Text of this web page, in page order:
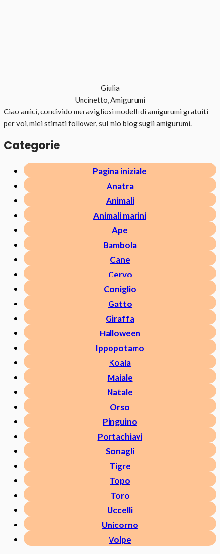
Giulia
Uncinetto, Amigurumi
Ciao amici, condivido meravigliosi modelli di amigurumi gratuiti
per voi, miei stimati follower, sul mio blog sugli amigurumi.
Categorie
Pagina iniziale
Anatra
Animali
Animali marini
Ape
Bambola
Cane
Cervo
Coniglio
Gatto
Giraffa
Halloween
Ippopotamo
Koala
Maiale
Natale
Orso
Pinguino
Portachiavi
Sonagli
Tigre
Topo
Toro
Uccelli
Unicorno
Volpe